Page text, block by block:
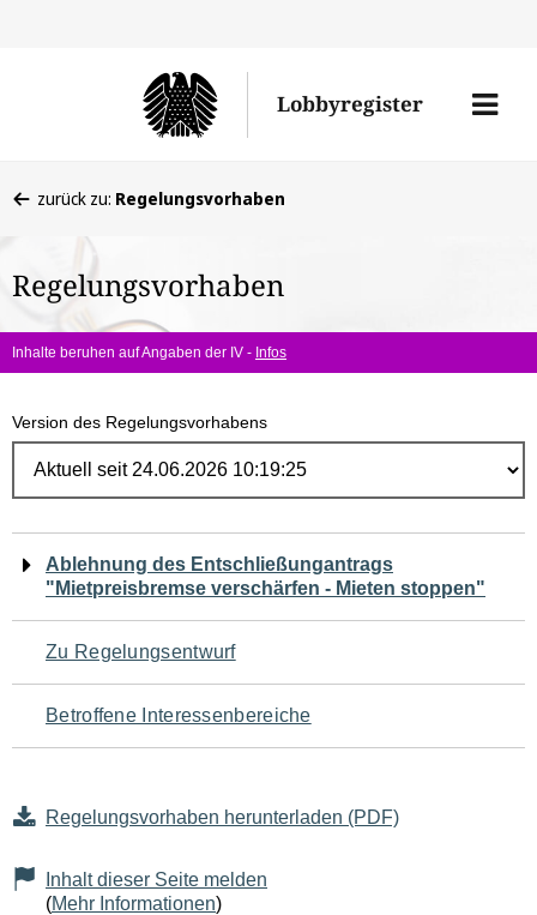
Lobbyregister
Menü
befinden
hier:
zurück zu: Regelungsvorhaben
Regelungsvorhaben
Inhalte beruhen auf Angaben der IV - Infos
Version des Regelungsvorhabens
Navigation
für
den
Seiteninhalt
Ablehnung des Entschließungantrags
"Mietpreisbremse verschärfen - Mieten stoppen"
Zu Regelungsentwurf
Betroffene Interessenbereiche
Regelungsvorhaben herunterladen (PDF)
Inhalt dieser Seite melden
(Mehr Informationen)